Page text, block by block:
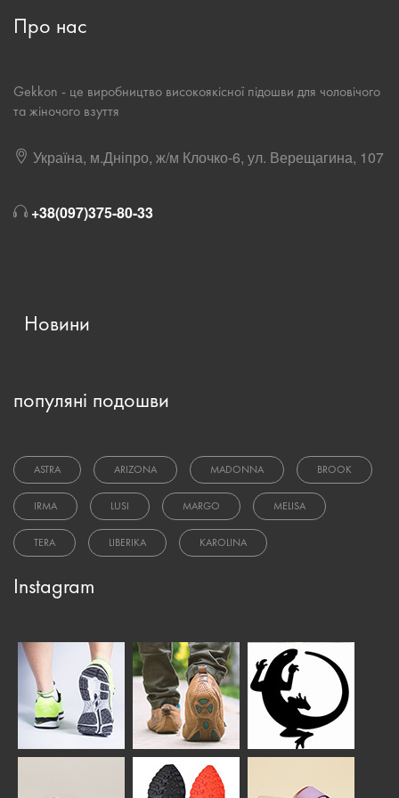
Про нас
Gekkon - це виробництво високоякісної підошви для чоловічого
та жіночого взуття
Україна, м.Дніпро, ж/м Клочко-6, ул. Верещагина, 107
+38(097)375-80-33
Новини
популяні подошви
ASTRA ARIZONA MADONNA BROOK
IRMA LUSI MARGO MELISA
TERA LIBERIKA KAROLINA
Instagram